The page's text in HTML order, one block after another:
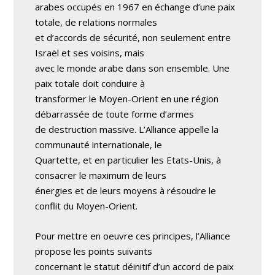
arabes occupés en 1967 en échange d’une paix
totale, de relations normales
et d’accords de sécurité, non seulement entre
Israël et ses voisins, mais
avec le monde arabe dans son ensemble. Une
paix totale doit conduire à
transformer le Moyen-Orient en une région
débarrassée de toute forme d’armes
de destruction massive. L’Alliance appelle la
communauté internationale, le
Quartette, et en particulier les Etats-Unis, à
consacrer le maximum de leurs
énergies et de leurs moyens à résoudre le
conflit du Moyen-Orient.
Pour mettre en oeuvre ces principes, l’Alliance
propose les points suivants
concernant le statut déinitif d’un accord de paix